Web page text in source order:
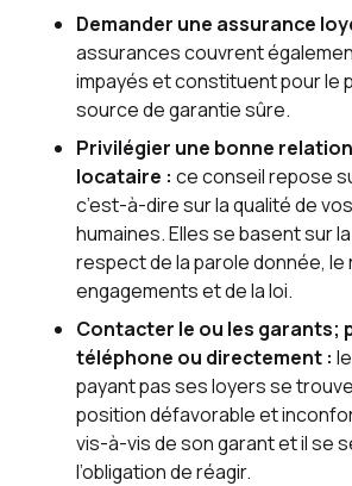
Demander une assurance
assurances couvrent
impayés et constituent pour le
source de garantie sûre.
Privilégier une bonne
locataire : ce conseil repose
c’est-à-dire sur la qualité de
humaines. Elles se basent sur
respect de la parole donnée,
engagements et de la loi.
Contacter le ou les garants;
téléphone ou directement :
payant pas ses loyers se
position défavorable et
vis-à-vis de son garant et il se
l’obligation de réagir.